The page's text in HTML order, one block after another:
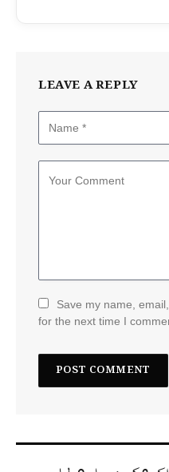
LEAVE A REPLY
Save my name,
for the next time I